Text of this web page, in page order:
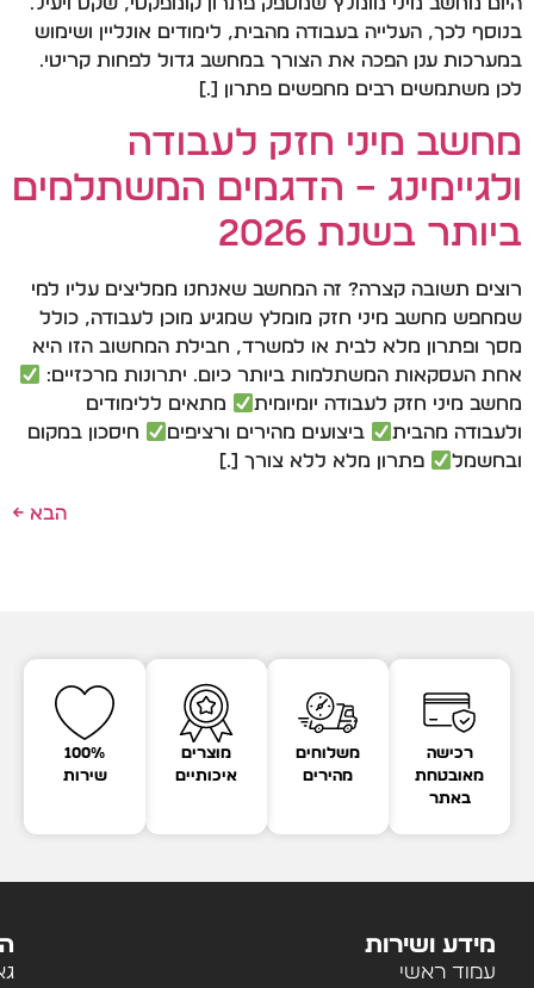
בנוסף לכך, העלייה בעבודה מהבית, לימודים אונליין ושימוש
במערכות ענן הפכה את הצורך במחשב גדול לפחות קריטי.
לכן משתמשים רבים מחפשים פתרון […]
מחשב מיני חזק לעבודה
ולגיימינג – הדגמים המשתלמים
ביותר בשנת 2026
רוצים תשובה קצרה? זה המחשב שאנחנו ממליצים עליו למי
שמחפש מחשב מיני חזק מומלץ שמגיע מוכן לעבודה, כולל
מסך ופתרון מלא לבית או למשרד, חבילת המחשוב הזו היא
אחת העסקאות המשתלמות ביותר כיום. יתרונות מרכזיים:
מחשב מיני חזק לעבודה יומיומית
מתאים ללימודים
ולעבודה מהבית
ביצועים מהירים ורציפים
חיסכון במקום
ובחשמל
פתרון מלא ללא צורך […]
הבא ←
רכישה
מאובטחת
באתר
משלוחים
מהירים
מוצרים
איכותיים
100%
שירות
מידע ושירות
עמוד ראשי